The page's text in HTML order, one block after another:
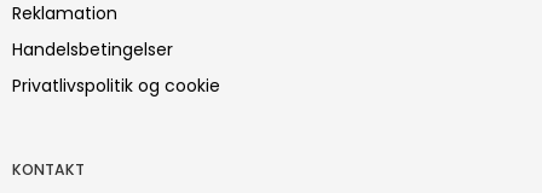
Reklamation
Handelsbetingelser
Privatlivspolitik og cookie
KONTAKT